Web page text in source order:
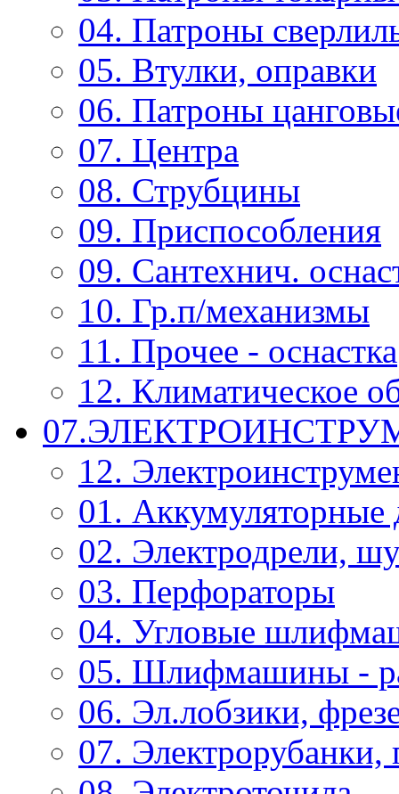
04. Патроны
05. Втулки, оправки
06. Патроны
07. Центра
08. Струбцины
09. Приспособления
09. Сантехнич.
10. Гр.п/механизмы
11. Прочее - оснастка
12. Климатическое
12.
01. Аккумуляторные
02. Электродрели,
03. Перфораторы
04. Угловые
05. Шлифмашины -
06. Эл.лобзики,
07. Электрорубанки,